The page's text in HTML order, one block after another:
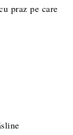
praz pe care